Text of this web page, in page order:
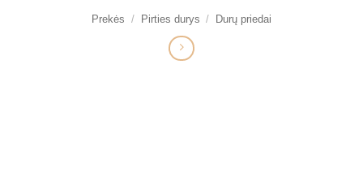
Prekės / Pirties durys / Durų priedai